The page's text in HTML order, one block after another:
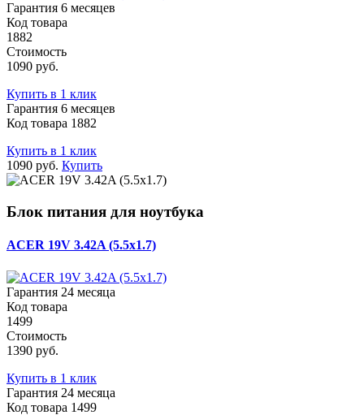
Гарантия 6 месяцев
Код товара
1882
Стоимость
1090 руб.
Купить в 1 клик
Гарантия 6 месяцев
Код товара 1882
Купить в 1 клик
1090 руб. Купить
Блок питания для ноутбука
ACER 19V 3.42A (5.5x1.7)
Гарантия 24 месяца
Код товара
1499
Стоимость
1390 руб.
Купить в 1 клик
Гарантия 24 месяца
Код товара 1499